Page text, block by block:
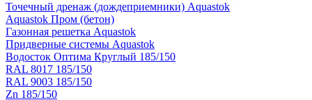
Точечный дренаж (дождеприемники) Aquastok
Aquastok Пром (бетон)
Газонная решетка Aquastok
Придверные системы Aquastok
Водосток Оптима Круглый 185/150
RAL 8017 185/150
RAL 9003 185/150
Zn 185/150